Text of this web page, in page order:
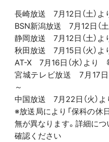
長崎放送 7月12日（土）
BSN新潟放送 7月12日（
静岡放送 7月12日（土）
秋田放送 7月15日（火）
AT-X 7月16日（水）より
宮城テレビ放送 7月17
～
中国放送 7月22日（火）
※放送局により「保科の休
無が異なります。詳細に
確認ください